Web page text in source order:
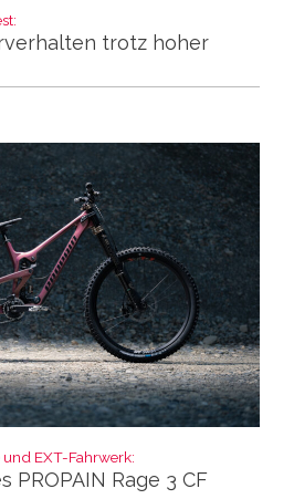
trotz hoher
EXT-Fahrwerk:
PROPAIN Rage 3 CF